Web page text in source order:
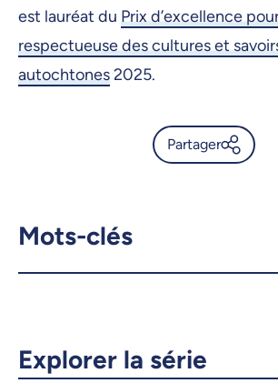
est lauréat du Prix d’excellence
respectueuse des cultures et
autochtones2025.
Partager
autochtones -
Mots-clés
Explorer la série